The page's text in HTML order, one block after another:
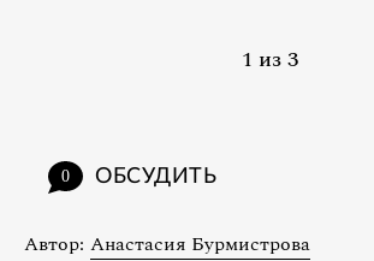
1 из3
0 ОБСУДИТЬ
Автор: Анастасия Бурмистрова